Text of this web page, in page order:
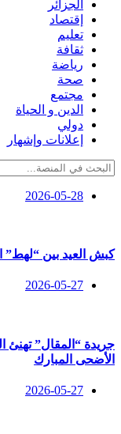
الجزائر
إقتصاد
تعليم
ثقافة
رياضة
صحة
مجتمع
الدين و الحياة
دولي
إعلانات وإشهار
2026-05-28
كبش العيد بين
2026-05-27
جريدة “المقال” تهنئ
الأضحى المبارك
2026-05-27